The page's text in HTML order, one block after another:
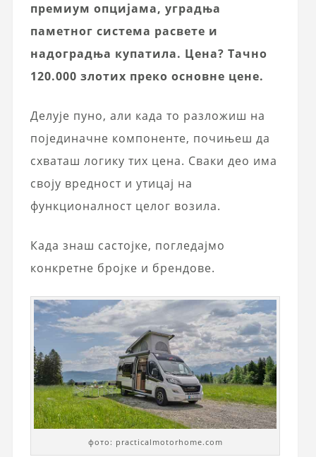
премиум опцијама, уградња
паметног система расвете и
надоградња купатила. Цена? Тачно
120.000 злотих преко основне цене.
Делује пуно, али када то разложиш на
појединачне компоненте, почињеш да
схваташ логику тих цена. Сваки део има
своју вредност и утицај на
функционалност целог возила.
Када знаш састојке, погледајмо
конкретне бројке и брендове.
фото: practicalmotorhome.com